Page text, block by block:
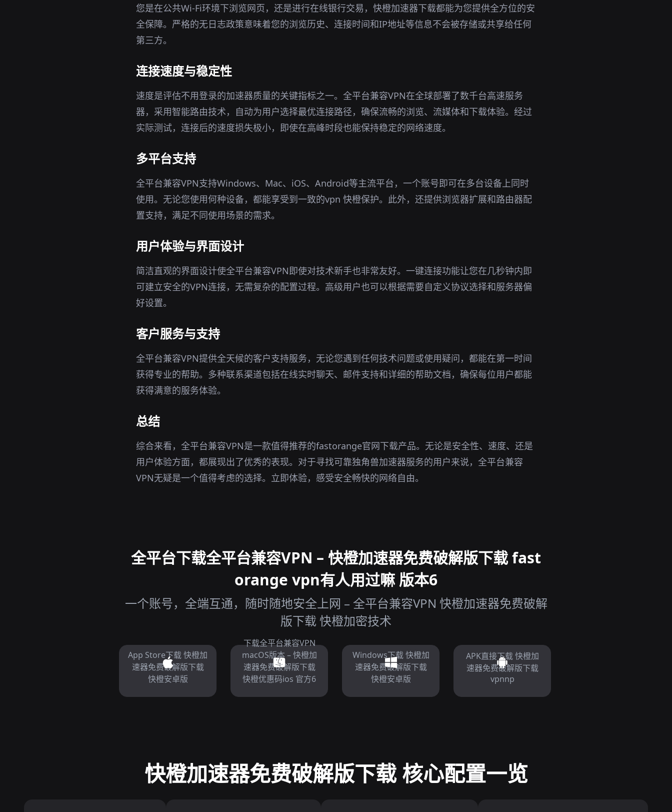
您是在公共Wi-Fi环境下浏览网页，还是进行在线银行交易，快橙加速器下载都能为您提供全方位的安
全保障。严格的无日志政策意味着您的浏览历史、连接时间和IP地址等信息不会被存储或共享给任何
第三方。
连接速度与稳定性
速度是评估不用登录的加速器质量的关键指标之一。全平台兼容VPN在全球部署了数千台高速服务
器，采用智能路由技术，自动为用户选择最优连接路径，确保流畅的浏览、流媒体和下载体验。经过
实际测试，连接后的速度损失极小，即使在高峰时段也能保持稳定的网络速度。
多平台支持
全平台兼容VPN支持Windows、Mac、iOS、Android等主流平台，一个账号即可在多台设备上同时
使用。无论您使用何种设备，都能享受到一致的vpn 快橙保护。此外，还提供浏览器扩展和路由器配
置支持，满足不同使用场景的需求。
用户体验与界面设计
简洁直观的界面设计使全平台兼容VPN即使对技术新手也非常友好。一键连接功能让您在几秒钟内即
可建立安全的VPN连接，无需复杂的配置过程。高级用户也可以根据需要自定义协议选择和服务器偏
好设置。
客户服务与支持
全平台兼容VPN提供全天候的客户支持服务，无论您遇到任何技术问题或使用疑问，都能在第一时间
获得专业的帮助。多种联系渠道包括在线实时聊天、邮件支持和详细的帮助文档，确保每位用户都能
获得满意的服务体验。
总结
综合来看，全平台兼容VPN是一款值得推荐的fastorange官网下载产品。无论是安全性、速度、还是
用户体验方面，都展现出了优秀的表现。对于寻找可靠独角兽加速器服务的用户来说，全平台兼容
VPN无疑是一个值得考虑的选择。立即体验，感受安全畅快的网络自由。
全平台下载全平台兼容VPN – 快橙加速器免费破解版下载 fast
orange vpn有人用过嘛 版本6
一个账号，全端互通，随时随地安全上网 – 全平台兼容VPN 快橙加速器免费破解
版下载 快橙加密技术
App Store下载 快橙加
速器免费破解版下载
快橙安卓版
下载全平台兼容VPN
macOS版本 – 快橙加
速器免费破解版下载
快橙优惠码ios 官方6
Windows下载 快橙加
速器免费破解版下载
快橙安卓版
APK直接下载 快橙加
速器免费破解版下载
vpnnp
快橙加速器免费破解版下载 核心配置一览